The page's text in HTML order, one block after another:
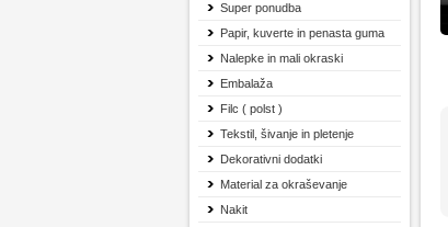
Super ponudba
Papir, kuverte in penasta guma
Nalepke in mali okraski
Embalaža
Filc ( polst )
Tekstil, šivanje in pletenje
Dekorativni dodatki
Material za okraševanje
Nakit